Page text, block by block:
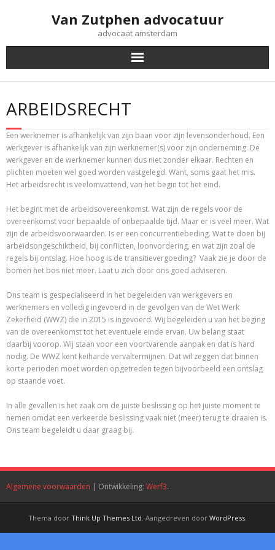
Van Zutphen advocatuur
advocaat amsterdam
ARBEIDSRECHT
Een werknemer is afhankelijk van zijn baan voor zijn levensonderhoud. Een
werkgever is afhankelijk van zijn werknemer(s) voor zijn onderneming. De
werkgever en de werknemer kunnen dus niet zonder elkaar. Rechten en
plichten moeten wel goed worden vastgelegd. Want, soms gaat het mis.
Het arbeidsrecht is veelomvattend, van het begin tot het eind.
Het begint met de arbeidsovereenkomst. Wat zijn de regels voor de
overeenkomst voor bepaalde of onbepaalde tijd. Maar er is veel meer. Wat
zijn de arbeidsvoorwaarden. Is er een concurrentiebeding. Wat te doen bij
arbeidsongeschiktheid, bij conflicten, loonvordering, en wat zijn zoal de
regels bij ontslag. Hoe hoog is de transitievergoeding? Vaak zie je door de
bomen het bos niet meer. Laat u zich door ons goed adviseren.
Ons team is gespecialiseerd in het begeleiden van werkgevers en
werknemers en volledig ingevoerd in de gevolgen van de Wet Werk
Zekerheid (WWZ) die in 2015 is ingevoerd. Wij begeleiden u van het beging
van de overeenkomst tot het eventuele einde ervan. Uw belang staat
daarbij voorop. Wij staan voor een voortvarende aanpak en dat is hard
nodig. De WWZ kent keiharde vervaltermijnen. Dat wil zeggen dat binnen
korte perioden moet worden opgetreden tegen bijvoorbeeld een ontslag
op staande voet.
In alle gevallen is het zaak om de juiste beslissing op het juiste moment te
nemen omdat een verkeerde beslissing vaak niet (meer) terug te draaien is.
Ons team begeleidt u daar graag bij.
Algemene voorwaarden | Ontwikkeling: Werf3.
Thema door Think Up Themes Ltd. Aangedreven door WordPress.